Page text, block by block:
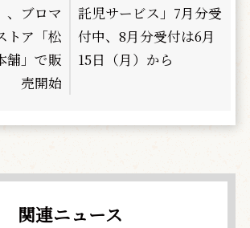
、ブロマ
トア「松
舗」で販
売開始
託児サービス」7月分受
付中、8月分受付は6月
15日（月）から
関連ニュース